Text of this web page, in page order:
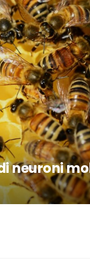
neuroni